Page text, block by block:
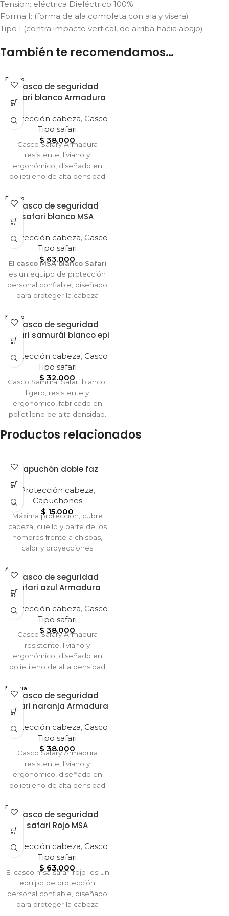
Tension: eléctrica Dieléctrico 100%
Forma I: (forma de ala completa con ala y visera)
Tipo I (contra impacto vertical, de arriba hacia abajo)
También te recomendamos…
Blanco
Casco de seguridad
safari blanco Armadura
Protección cabeza, Casco
Tipo safari
$38.000
Casco Safary Armadura
resistente, liviano y
ergonómico, diseñado en
polietileno de alta densidad
Brinda protección confiable,
comodidad y estilo
profesional en todo
Blanco
Casco de seguridad
safari blanco MSA
Protección cabeza, Casco
Tipo safari
$63.000
El casco MSA blanco Safari
es un equipo de protección
personal confiable, diseñado
para proteger la cabeza
ambientes laborales
exigentes. Fabricado en
polietileno de alta densidad,
durabilidad. Su suspensión
interna de 4 a 6 puntos
distribuye la energía de los
golpes, brindando seguridad
y comodidad durante largas
jornadas. El diseño tipo Safari
mayor protección solar y
profesionalismo y liderazgo,
supervisores, ingenieros y
arquitectos. Cumple normas
internacionales y es
compatible con accesorios
para máxima versatilidad
Blanco
Casco de seguridad
safari samurái blanco epi
Protección cabeza, Casco
Tipo safari
$ 32.000
Casco Samurái Safari blanco
ligero, resistente y
ergonómico, fabricado en
polietileno de alta densidad.
y estilo profesional en todo
Productos relacionados
Capuchón doble faz
Protección cabeza,
Capuchones
$ 15.000
Máxima protección, cubre
cabeza, cuello y parte de los
hombros frente a chispas,
calor y proyecciones
(frontal y posterior) brinda
mayor seguridad al evitar el
costados, material resistente
elaborado en cuero vaqueta
o carnaza, soporta altas
temperaturas, abrasión y uso
rudo.
Azul
Casco de seguridad
safari azul Armadura
Protección cabeza, Casco
Tipo safari
$38.000
Casco Safary Armadura
resistente, liviano y
ergonómico, diseñado en
polietileno de alta densidad
Brinda protección confiable,
comodidad y estilo
profesional en todo
Naranja
Casco de seguridad
safari naranja Armadura
Protección cabeza, Casco
Tipo safari
$38.000
Casco Safary Armadura
resistente, liviano y
ergonómico, diseñado en
polietileno de alta densidad
Brinda protección confiable,
comodidad y estilo
profesional en todo
Rojo
Casco de seguridad
safari Rojo MSA
Protección cabeza, Casco
Tipo safari
$ 63.000
El casco msa safari rojo es un
equipo de protección
personal confiable, diseñado
para proteger la cabeza